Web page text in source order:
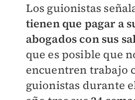
Los guionistas
tienen que pagar a
abogados con sus
que es posible que
encuentren trabajo
guionistas durante